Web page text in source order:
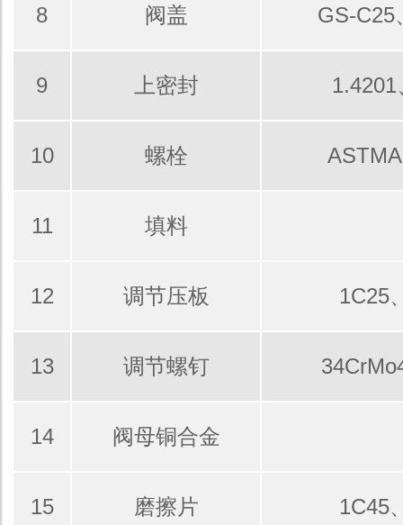
8 阀盖 GS-C25
9 上密封
10 螺栓
11 填料
12 调节压板 1C25
13 调节螺钉
14 阀母铜合金
15 磨擦片 1C45